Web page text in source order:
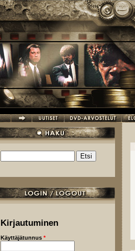
Hakulomake
Kirjautuminen
Käyttäjätunnus *